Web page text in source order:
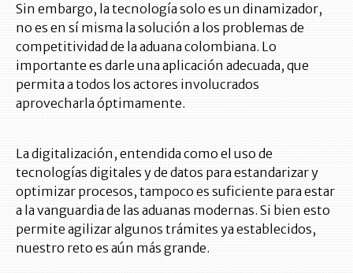
Sin embargo, la tecnología solo es un dinamizador,
no es en sí misma la solución a los problemas de
competitividad de la aduana colombiana. Lo
importante es darle una aplicación adecuada, que
permita a todos los actores involucrados
aprovecharla óptimamente.
La digitalización, entendida como el uso de
tecnologías digitales y de datos para estandarizar y
optimizar procesos, tampoco es suficiente para estar
a la vanguardia de las aduanas modernas. Si bien esto
permite agilizar algunos trámites ya establecidos,
nuestro reto es aún más grande.